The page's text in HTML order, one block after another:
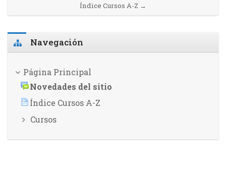
Índice Cursos A-Z →
Salta Navegación
Navegación
Página Principal
Novedades del sitio
Índice Cursos A-Z
Cursos